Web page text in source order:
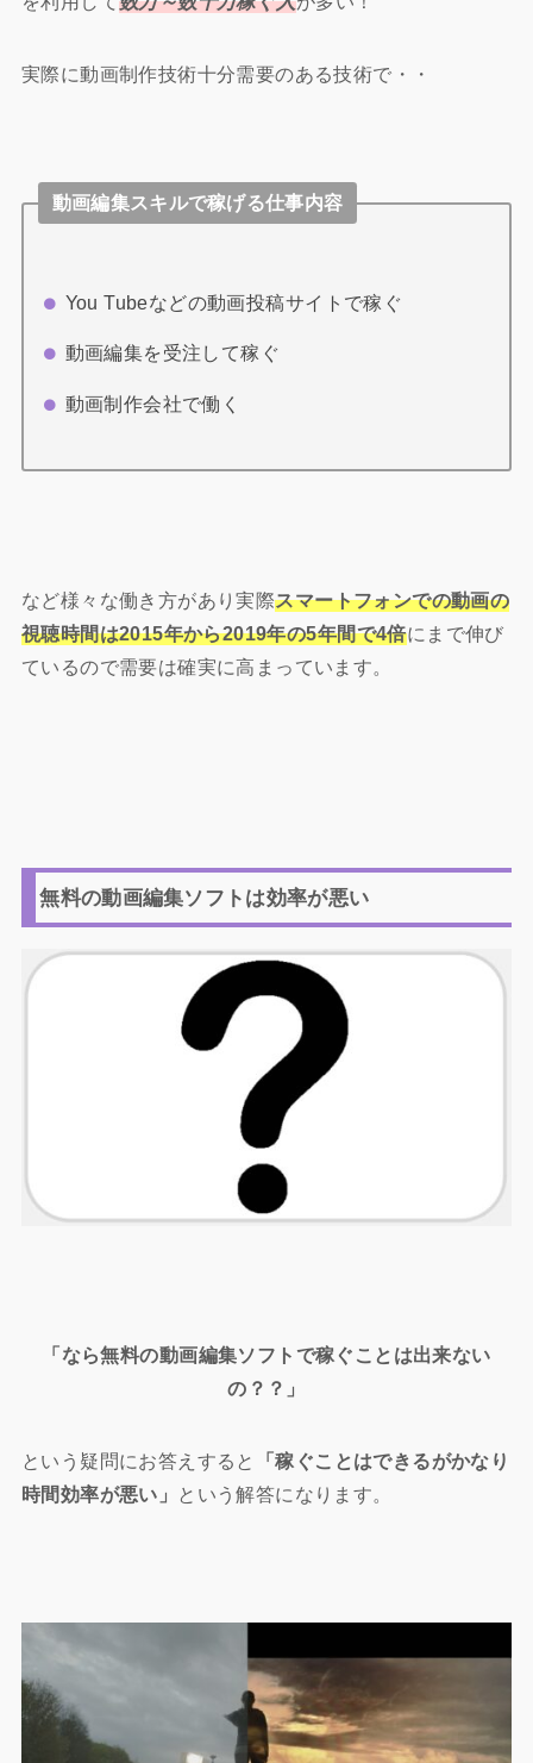
実際に動画制作技術十分需要のある技術で・・
動画編集スキルで稼げる仕事内容
You Tubeなどの動画投稿サイトで稼ぐ
動画編集を受注して稼ぐ
動画制作会社で働く
など様々な働き方があり実際スマートフォンでの動画の
視聴時間は2015年から2019年の5年間で4倍にまで伸び
ているので需要は確実に高まっています。
無料の動画編集ソフトは効率が悪い
「なら無料の動画編集ソフトで稼ぐことは出来ない
の？？」
という疑問にお答えすると
「稼ぐことはできるがかなり
時間効率が悪い」
という解答になります。